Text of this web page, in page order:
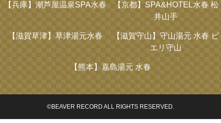
【兵庫】潮芦屋温泉SPA水春 【京都】SPA&HOTEL水春 松
井山手
【滋賀草津】草津湯元水春 【滋賀守山】守山湯元 水春 ピ
エリ守山
【熊本】嘉島湯元 水春
©BEAVER RECORD ALL RIGHTS RESERVED.